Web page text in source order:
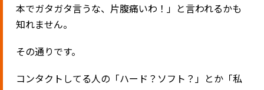
本でガタガタ言うな、片腹痛いわ！」と言われるかも
知れません。
その通りです。
コンタクトしてる人の「ハード？ソフト？」とか「私